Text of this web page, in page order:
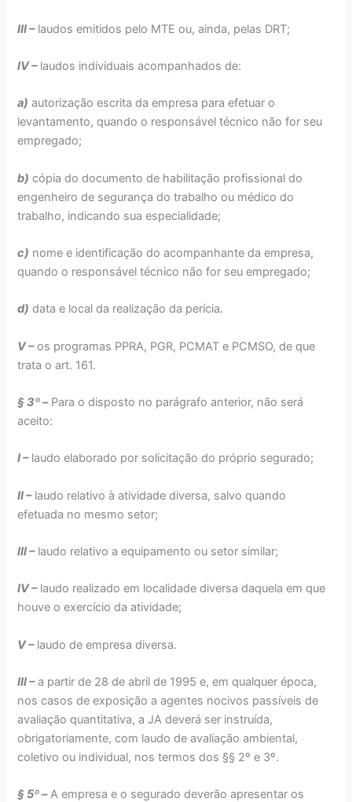
III –laudos emitidos pelo MTE ou, ainda, pelas DRT;
IV –laudos individuais acompanhados de:
a) autorização escrita da empresa para efetuar o
levantamento, quando o responsável técnico não for seu
empregado;
b) cópia do documento de habilitação profissional do
engenheiro de segurança do trabalho ou médico do
trabalho, indicando sua especialidade;
c) nome e identificação do acompanhante da empresa,
quando o responsável técnico não for seu empregado;
d) data e local da realização da perícia.
V –os programas PPRA, PGR, PCMAT e PCMSO, de que
trata o art. 161.
§ 3º –Para o disposto no parágrafo anterior, não será
aceito:
I –laudo elaborado por solicitação do próprio segurado;
II –laudo relativo à atividade diversa, salvo quando
efetuada no mesmo setor;
III –laudo relativo a equipamento ou setor similar;
IV –laudo realizado em localidade diversa daquela em que
houve o exercício da atividade;
V –laudo de empresa diversa.
III –a partir de 28 de abril de 1995 e, em qualquer época,
nos casos de exposição a agentes nocivos passíveis de
avaliação quantitativa, a JA deverá ser instruída,
obrigatoriamente, com laudo de avaliação ambiental,
coletivo ou individual, nos termos dos §§ 2º e 3º.
§ 5º –A empresa e o segurado deverão apresentar os